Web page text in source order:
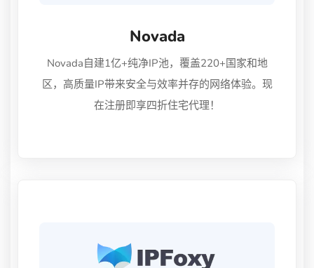
Novada
Novada自建1亿+纯净IP池，覆盖220+国家和地
区，高质量IP带来安全与效率并存的网络体验。现
在注册即享四折住宅代理！